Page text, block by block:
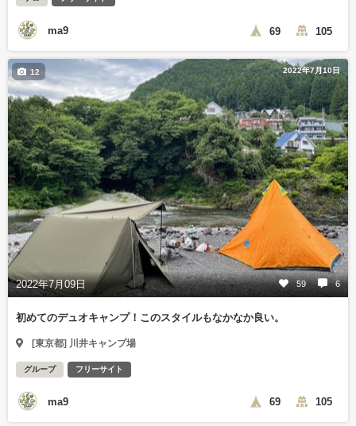
ma9 69 105
2022年7月10日
2022年7月09日 59 6
12
初めてのデュオキャンプ！このスタイルもなかなか良い。
[東京都] 川井キャンプ場
グループ フリーサイト
ma9 69 105